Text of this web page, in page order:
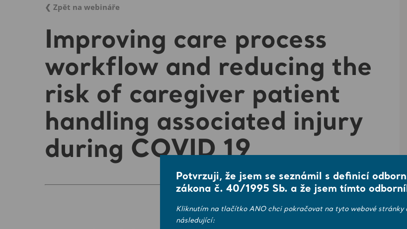
❮ Zpět na webináře
Improving care process
workflow and reducing the
risk of caregiver patient
handling associated injury
during COVID 19
Potvrzuji, že jsem se seznámil s definicí
zákona č. 40/1995 Sb. a že jsem tímto
Kliknutím na tlačítko ANO chci pokračovat na tyto webové stránky
následující: